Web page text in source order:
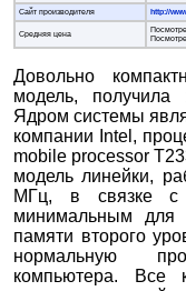
Сайт производителя
http://
Средняя цена
Довольно
модель, получила
Ядром системы
компании Intel,
mobile processor
модель линейки,
MГц, в связке
минимальным для
памяти второго
нормальную
компьютера. Все